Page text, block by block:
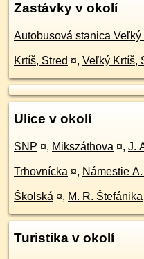
Zastávky v okolí
Autobusová stanica Veľký
Krtíš, Stred ¤, Veľký Krtíš,
Ulice v okolí
SNP ¤, Mikszáthova ¤, J.
Trhovnícka ¤, Námestie
Školská ¤, M. R. Štefánika
Turistika v okolí